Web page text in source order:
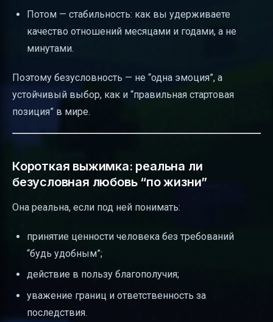
Потом — стабильность: как вы удерживаете
качество отношений месяцами и годами, а не
минутами.
Поэтому безусловность — не “одна эмоция”, а
устойчивый выбор, как и “правильная стартовая
позиция” в мире.
Короткая выжимка: реальна ли
безусловная любовь “по жизни”
Она реальна, если под ней понимать:
принятие ценности человека без требований
“будь удобным”;
действие в пользу благополучия;
уважение границ и ответственность за
последствия.